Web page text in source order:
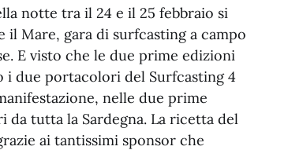
notte tra il 24 e il 25 febbraio si
Mare, gara di surfcasting a campo
E visto che le due prime edizioni
i due portacolori del Surfcasting 4
nelle due prime
tutta la Sardegna. La ricetta del
ai tantissimi sponsor che